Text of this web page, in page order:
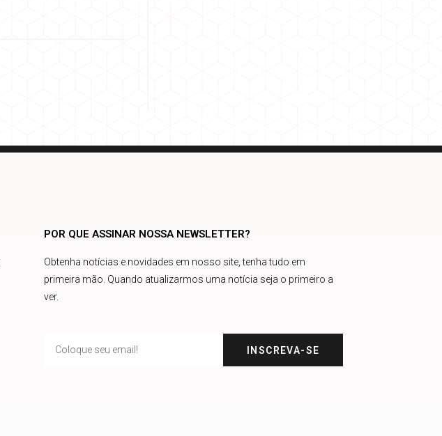
POR QUE ASSINAR NOSSA NEWSLETTER?
Obtenha notícias e novidades em nosso site, tenha tudo em
primeira mão. Quando atualizarmos uma notícia seja o primeiro a
ver.
INSCREVA-SE